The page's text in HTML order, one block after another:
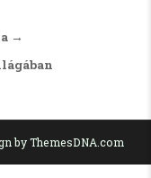
→
by ThemesDNA.com